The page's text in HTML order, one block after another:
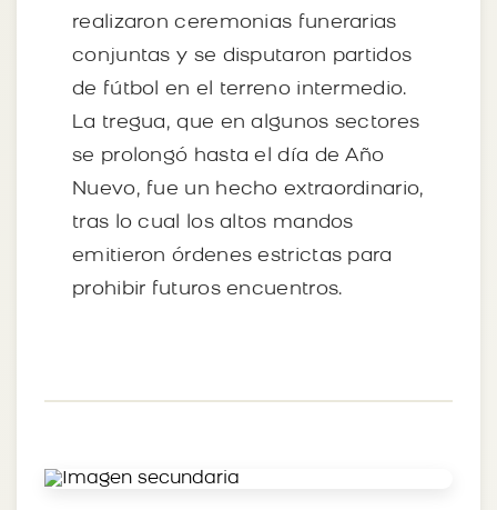
realizaron ceremonias funerarias
conjuntas y se disputaron partidos
de fútbol en el terreno intermedio.
La tregua, que en algunos sectores
se prolongó hasta el día de Año
Nuevo, fue un hecho extraordinario,
tras lo cual los altos mandos
emitieron órdenes estrictas para
prohibir futuros encuentros.